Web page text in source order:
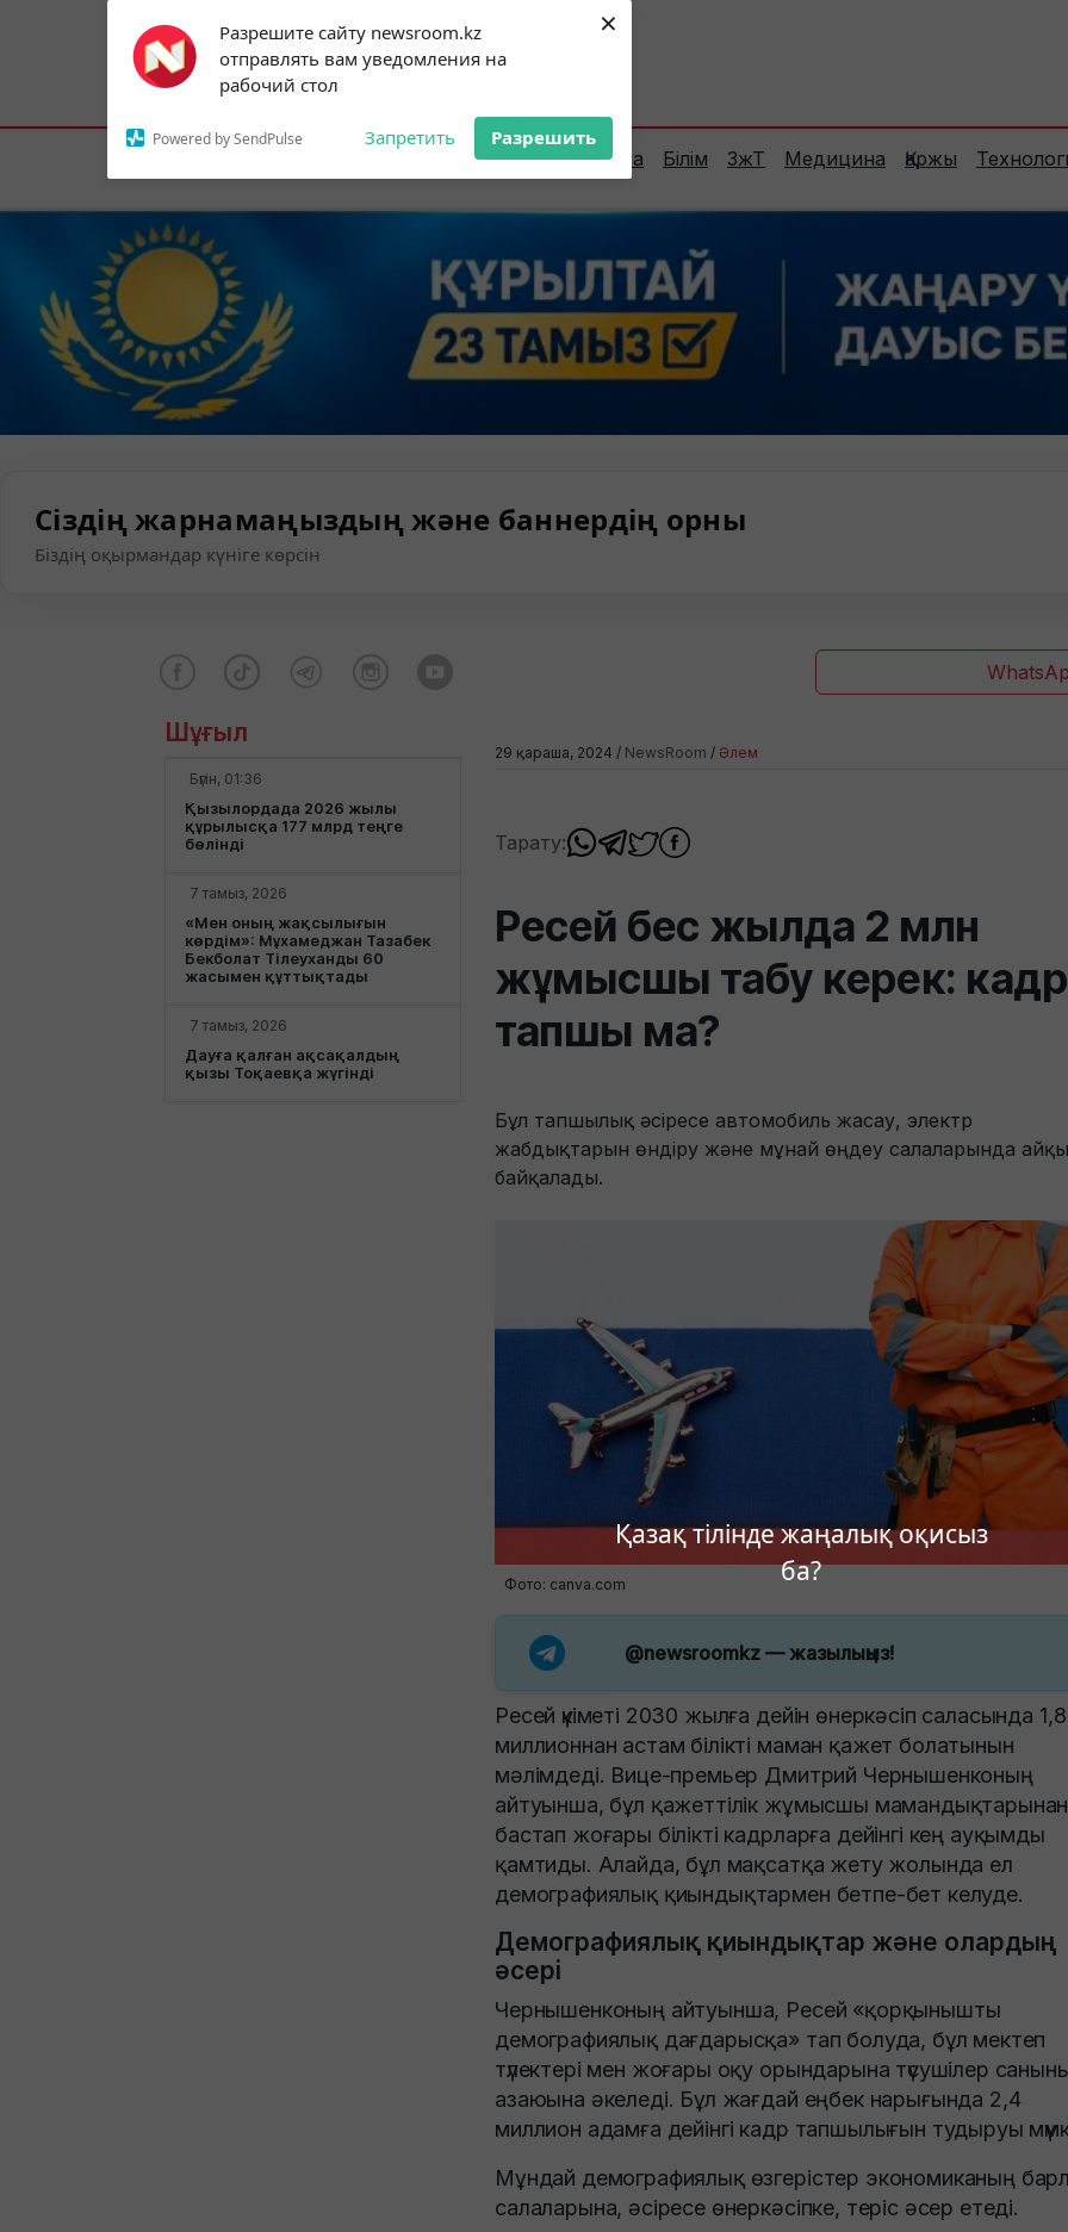
Разрешите сайту newsroom.kz
отправлять вам уведомления на
рабочий стол
Powered by SendPulse Запретить Разрешить
×
Қазақ тілінде жаңалық оқисыз
ба?
Subscribe to our
notifications!
To enable permission prompts, click on
the notification icon
Астана:23°C Алматы:33°C Шымкент:
Елорда Сараптама Білім ЗжТ Медицина Қаржы
Сіздің жарнамаңыздың және баннердің орны
Біздің оқырмандар күніге көрсін
Шұғыл
Бүгін, 01:36
Қызылордада 2026 жылы
құрылысқа 177 млрд теңге
бөлінді
7 тамыз, 2026
«Мен оның жақсылығын
көрдім»: Мұхамеджан Тазабек
Бекболат Тілеуханды 60
жасымен құттықтады
7 тамыз, 2026
Дауға қалған ақсақалдың
қызы Тоқаевқа жүгінді
29 қараша, 2024 / NewsRoom / Әлем
Тарату:
Ресей бес жылда 2 млн
жұмысшы табу керек: кадр
тапшы ма?
Бұл тапшылық әсіресе автомобиль жасау, электр
жабдықтарын өндіру және мұнай өңдеу салаларында
байқалады.
Фото: canva.com
@newsroomkz— жазылыңыз!
Ресей үкіметі 2030 жылға дейін өнеркәсіп саласында 1,8
миллионнан астам білікті маман қажет болатынын
мәлімдеді. Вице-премьер Дмитрий Чернышенконың
айтуынша, бұл қажеттілік жұмысшы мамандықтарынан
бастап жоғары білікті кадрларға дейінгі кең ауқымды
қамтиды. Алайда, бұл мақсатқа жету жолында ел
демографиялық қиындықтармен бетпе-бет келуде.
Демографиялық қиындықтар және олардың
әсері
Чернышенконың айтуынша, Ресей «қорқынышты
демографиялық дағдарысқа» тап болуда, бұл мектеп
түлектері мен жоғары оқу орындарына түсушілер
азаюына әкеледі. Бұл жағдай еңбек нарығында 2,4
миллион адамға дейінгі кадр тапшылығын тудыруы
Мұндай демографиялық өзгерістер экономиканың
салаларына, әсіресе өнеркәсіпке, теріс әсер етеді.